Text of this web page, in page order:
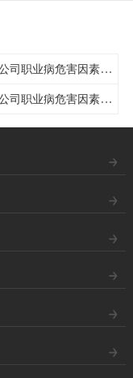
上一篇：2024年度天长市和盛玩具有限公司职业病危害因素定期检测网上公示.doc
下一篇：2024年度淮南新宏基机电有限公司职业病危害因素定期检测网上公示.doc